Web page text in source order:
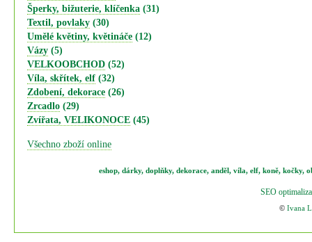
Šperky, bižuterie, klíčenka (31)
Textil, povlaky (30)
Umělé květiny, květináče (12)
Vázy (5)
VELKOOBCHOD (52)
Víla, skřítek, elf (32)
Zdobení, dekorace (26)
Zrcadlo (29)
Zvířata, VELIKONOCE (45)
Všechno zboží online
eshop, dárky, doplňky, dekorace, anděl, víla, elf, koně, kočky,
SEO
© Ivana